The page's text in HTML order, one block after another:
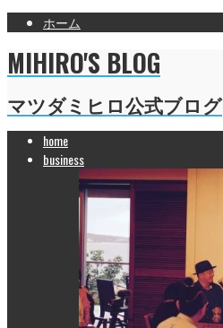
ホーム
MIHIRO'S BLOG
マツダミヒロ公式ブログ
home
business